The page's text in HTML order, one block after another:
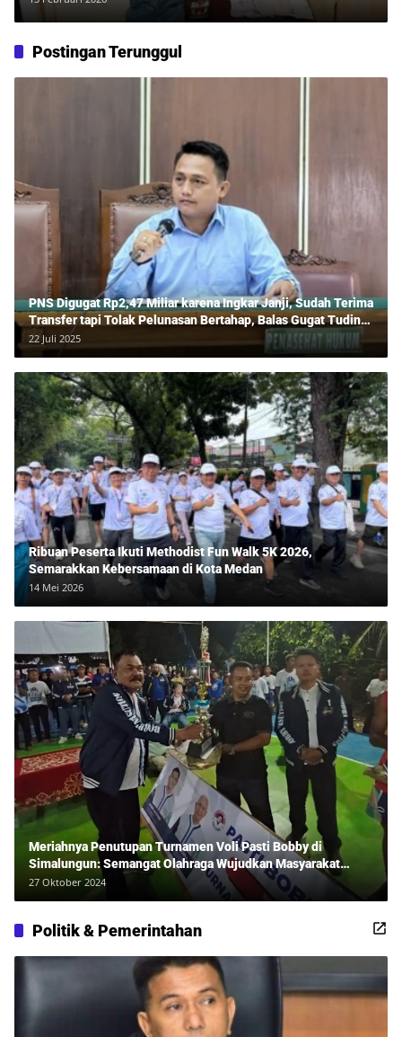
Gram Diamankan
Postingan Terunggul
PNS Digugat Rp2,47 Miliar karena Ingkar Janji, Sudah Terima
Transfer tapi Tolak Pelunasan Bertahap, Balas Gugat Tuding
Lawan Tipu Rp850 Juta
22 Juli 2025
Ribuan Peserta Ikuti Methodist Fun Walk 5K 2026,
Semarakkan Kebersamaan di Kota Medan
14 Mei 2026
Meriahnya Penutupan Turnamen Voli Pasti Bobby di
Simalungun: Semangat Olahraga Wujudkan Masyarakat
Sehat Bersama Erwan Rozadi dan Ribuan Penonton!
27 Oktober 2024
Politik & Pemerintahan